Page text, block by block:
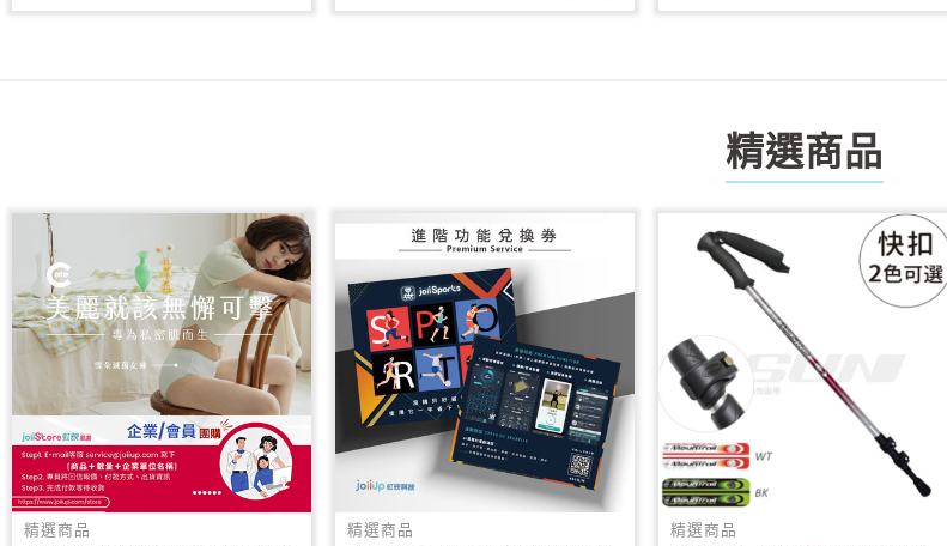
精選商品
精選商品 精選商品 精選商品